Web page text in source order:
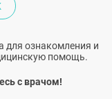
для ознакомления и
помощь.
с врачом!